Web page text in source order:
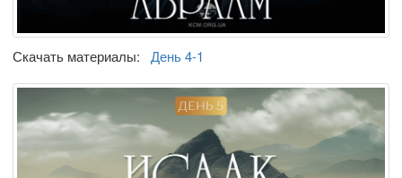
Скачать материалы: День 4-1